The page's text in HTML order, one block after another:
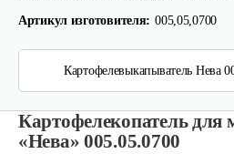
Артикул изготовителя: 005,05,0700
Картофелевыкапыватель Нева
Картофелекопатель для
«Нева» 005.05.0700